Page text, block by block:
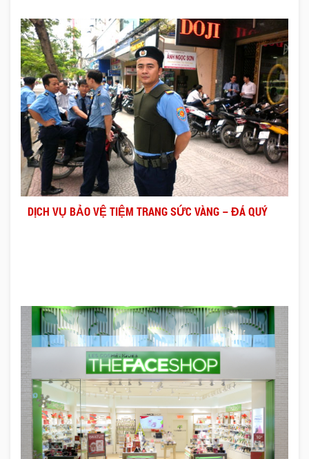
DỊCH VỤ BẢO VỆ TIỆM TRANG SỨC VÀNG – ĐÁ QUÝ